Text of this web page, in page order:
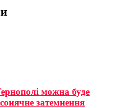
можна буде
затемнення